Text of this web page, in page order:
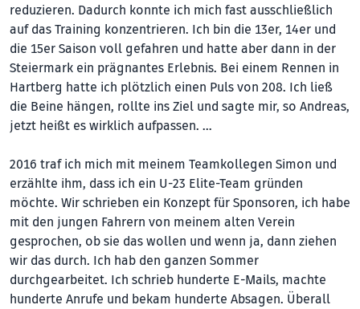
reduzieren. Dadurch konnte ich mich fast ausschließlich
auf das Training konzentrieren. Ich bin die 13er, 14er und
die 15er Saison voll gefahren und hatte aber dann in der
Steiermark ein prägnantes Erlebnis. Bei einem Rennen in
Hartberg hatte ich plötzlich einen Puls von 208. Ich ließ
die Beine hängen, rollte ins Ziel und sagte mir, so Andreas,
jetzt heißt es wirklich aufpassen. …
2016 traf ich mich mit meinem Teamkollegen Simon und
erzählte ihm, dass ich ein U-23 Elite-Team gründen
möchte. Wir schrieben ein Konzept für Sponsoren, ich habe
mit den jungen Fahrern von meinem alten Verein
gesprochen, ob sie das wollen und wenn ja, dann ziehen
wir das durch. Ich hab den ganzen Sommer
durchgearbeitet. Ich schrieb hunderte E-Mails, machte
hunderte Anrufe und bekam hunderte Absagen. Überall